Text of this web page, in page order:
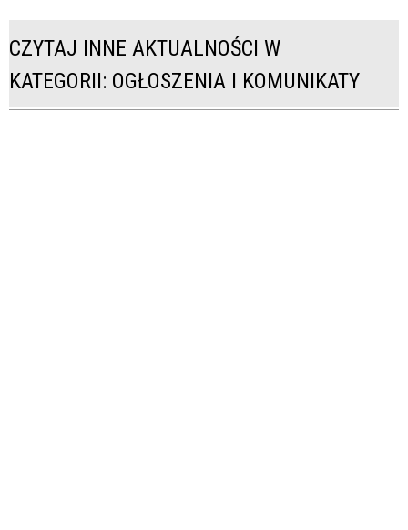
CZYTAJ INNE AKTUALNOŚCI W
KATEGORII: OGŁOSZENIA I KOMUNIKATY